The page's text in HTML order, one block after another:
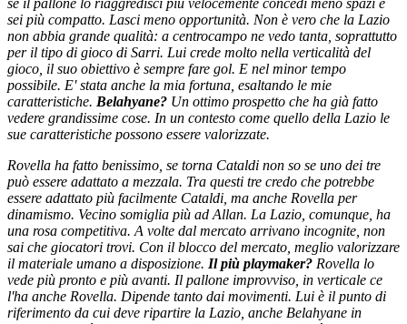
sei più compatto. Lasci meno opportunità. Non è vero che la Lazio
non abbia grande qualità: a centrocampo ne vedo tanta, soprattutto
per il tipo di gioco di Sarri. Lui crede molto nella verticalità del
gioco, il suo obiettivo è sempre fare gol. E nel minor tempo
possibile. E' stata anche la mia fortuna, esaltando le mie
caratteristiche. Belahyane? Un ottimo prospetto che ha già fatto
vedere grandissime cose. In un contesto come quello della Lazio le
sue caratteristiche possono essere valorizzate.
Rovella ha fatto benissimo, se torna Cataldi non so se uno dei tre
può essere adattato a mezzala. Tra questi tre credo che potrebbe
essere adattato più facilmente Cataldi, ma anche Rovella per
dinamismo. Vecino somiglia più ad Allan. La Lazio, comunque, ha
una rosa competitiva. A volte dal mercato arrivano incognite, non
sai che giocatori trovi. Con il blocco del mercato, meglio valorizzare
il materiale umano a disposizione. Il più playmaker? Rovella lo
vede più pronto e più avanti. Il pallone improvviso, in verticale ce
l'ha anche Rovella. Dipende tanto dai movimenti. Lui è il punto di
riferimento da cui deve ripartire la Lazio, anche Belahyane in